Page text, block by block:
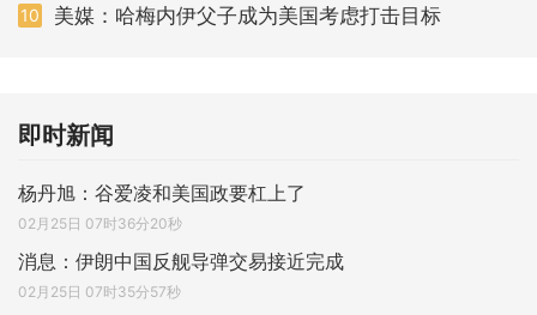
10 美媒：哈梅内伊父子成为美国考虑打击目标
即时新闻
杨丹旭：谷爱凌和美国政要杠上了
02月25日 07时36分20秒
消息：伊朗中国反舰导弹交易接近完成
02月25日 07时35分57秒